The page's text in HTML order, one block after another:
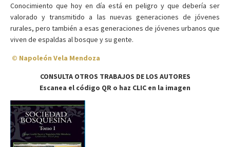
Conocimiento que hoy en día está en peligro y que debería ser
valorado y transmitido a las nuevas generaciones de jóvenes
rurales, pero también a esas generaciones de jóvenes urbanos que
viven de espaldas al bosque y su gente.
© Napoleón Vela Mendoza
CONSULTA OTROS TRABAJOS DE LOS AUTORES
Escanea el código QR o haz CLIC en la imagen